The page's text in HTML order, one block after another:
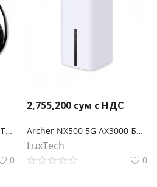
Archer TXE50UH AXE3000 Трехдиапазонный беспроводной USB-адаптер высокого усиления Wi-Fi 6E
0
2,755,200 сум с НДС
Archer NX500 5G AX3000 Беспроводной двухдиапазонный гигабитный маршрутизатор
LuxTech
0